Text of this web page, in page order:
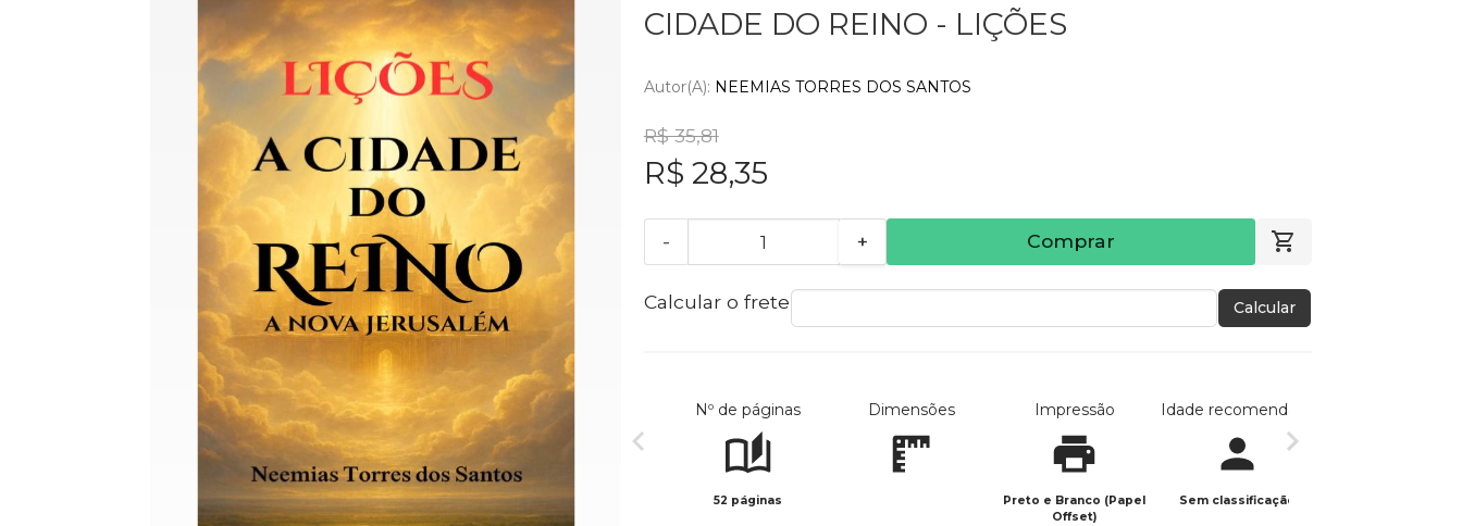
CIDADE DO REINO - LIÇÕES
Autor(a): NEEMIAS TORRES DOS SANTOS
R$ 35,81
R$ 28,35
- + Comprar
Calcular o frete Calcular
Nº de páginas
52 páginas
Dimensões Impressão
Preto e Branco (Papel
Offset)
Idade recomendada
Sem classificação